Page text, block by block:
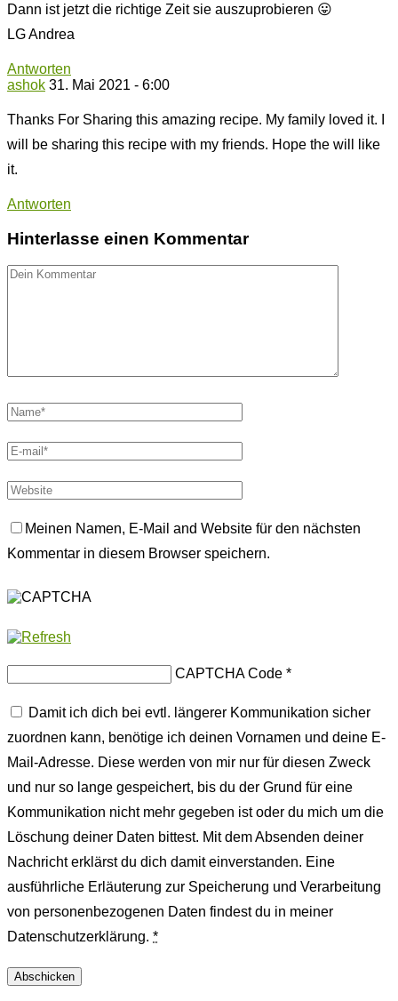
Dann ist jetzt die richtige Zeit sie auszuprobieren 😛
LG Andrea
Antworten
ashok 31. Mai 2021 - 6:00
Thanks For Sharing this amazing recipe. My family loved it. I
will be sharing this recipe with my friends. Hope the will like
it.
Antworten
Hinterlasse einen Kommentar
Meinen Namen, E-Mail and Website für den nächsten
Kommentar in diesem Browser speichern.
CAPTCHA Code *
Damit ich dich bei evtl. längerer Kommunikation sicher
zuordnen kann, benötige ich deinen Vornamen und deine E-
Mail-Adresse. Diese werden von mir nur für diesen Zweck
und nur so lange gespeichert, bis du der Grund für eine
Kommunikation nicht mehr gegeben ist oder du mich um die
Löschung deiner Daten bittest. Mit dem Absenden deiner
Nachricht erklärst du dich damit einverstanden. Eine
ausführliche Erläuterung zur Speicherung und Verarbeitung
von personenbezogenen Daten findest du in meiner
Datenschutzerklärung. *